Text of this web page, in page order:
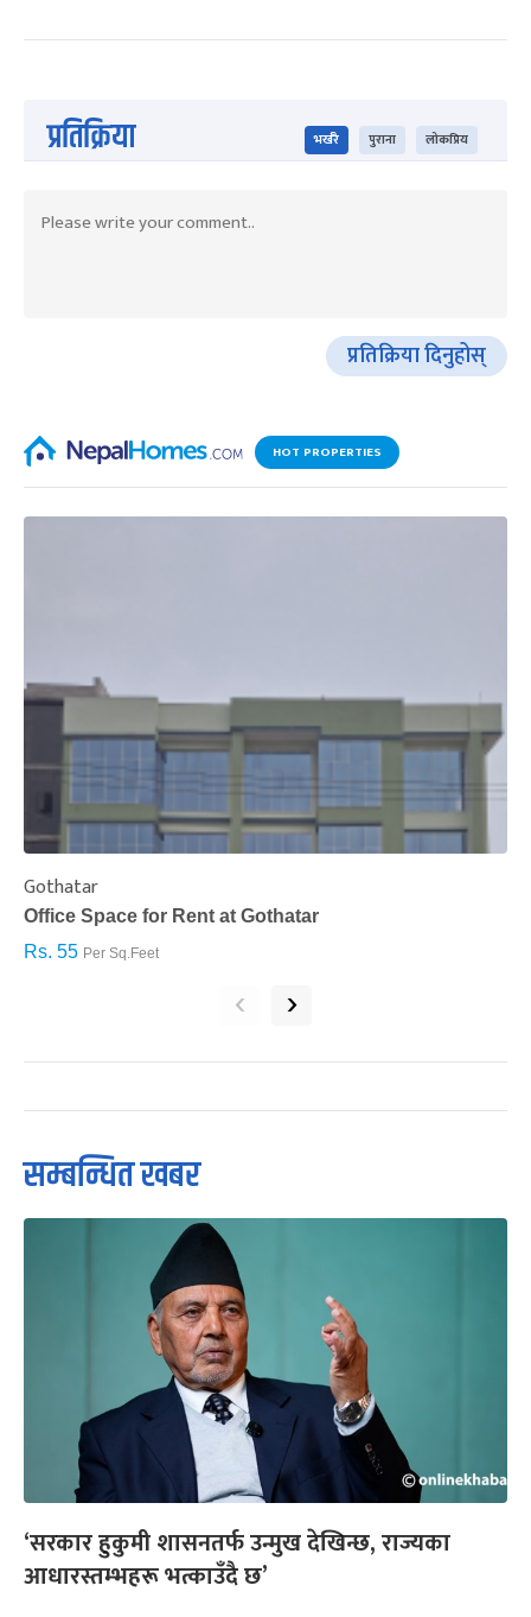
प्रतिक्रिया भर्खरै पुराना लोकप्रिय
प्रतिक्रिया दिनुहोस्
HOT PROPERTIES
Gothatar
Office Space for Rent at Gothatar
Rs. 55 Per Sq.Feet
‹ ›
सम्बन्धित खबर
‘सरकार हुकुमी शासनतर्फ उन्मुख देखिन्छ, राज्यका
आधारस्तम्भहरू भत्काउँदै छ’